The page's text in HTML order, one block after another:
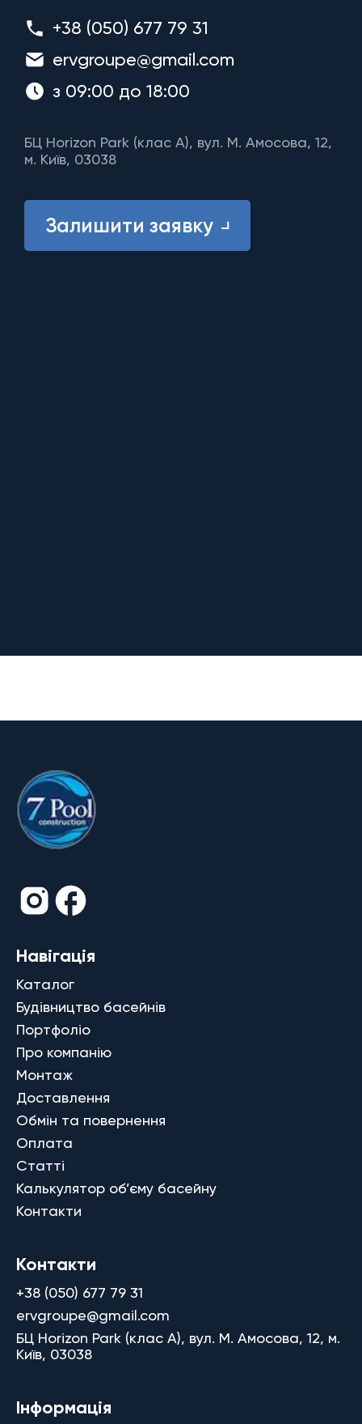
+38 (050) 677 79 31
ervgroupe@gmail.com
з 09:00 до 18:00
БЦ Horizon Park (клас A), вул. М. Амосова, 12,
м. Київ, 03038
Залишити заявку
Навігація
Каталог
Будівництво басейнів
Портфоліо
Про компанію
Монтаж
Доставлення
Обмін та повернення
Оплата
Статті
Калькулятор об’єму басейну
Контакти
Контакти
+38 (050) 677 79 31
ervgroupe@gmail.com
БЦ Horizon Park (клас A), вул. М. Амосова, 12, м.
Київ, 03038
Інформація